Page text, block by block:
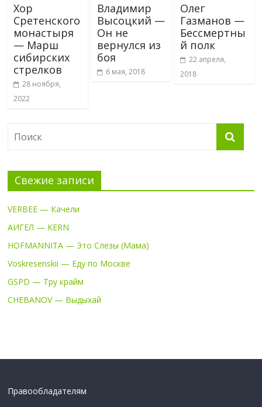
Хор
Сретенского
монастыря
— Марш
сибирских
стрелков
28 ноября,
2022
Владимир
Высоцкий —
Он не
вернулся из
боя
6 мая, 2018
Олег
Газманов —
Бессмертны
й полк
22 апреля,
2018
Свежие записи
VERBEE — Качели
АИГЕЛ — KERN
HOFMANNITA — Это Слёзы (Мама)
Voskresenskii — Еду по Москве
GSPD — Тру крайм
CHEBANOV — Выдыхай
Правообладателям